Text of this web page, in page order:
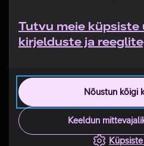
Tutvu meie küpsiste
kirjelduste ja
Nõustun kõigi
Keeldun